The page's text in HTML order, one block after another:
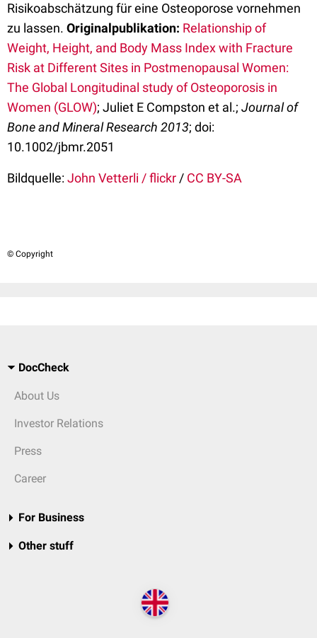
Risikoabschätzung für eine Osteoporose vornehmen
zu lassen. Originalpublikation: Relationship of
Weight, Height, and Body Mass Index with Fracture
Risk at Different Sites in Postmenopausal Women:
The Global Longitudinal study of Osteoporosis in
Women (GLOW); Juliet E Compston et al.; Journal of
Bone and Mineral Research 2013; doi:
10.1002/jbmr.2051
Bildquelle:John Vetterli / flickr / CC BY-SA
© Copyright
DocCheck
About Us
Investor Relations
Press
Career
For Business
Other stuff